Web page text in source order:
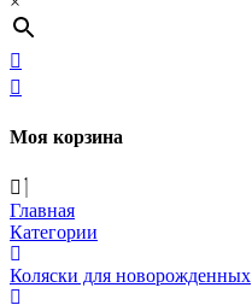
Моя корзина
Главная
Категории
Коляски для новорожденных